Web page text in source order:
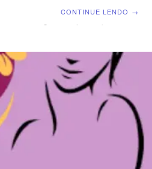
Apesar de muitos
tentarem negar a natureza
comparamos os relatos
CONTINUE LENDO →